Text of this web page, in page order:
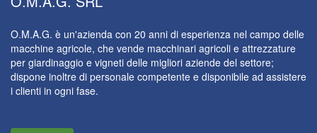
O.M.A.G. è un'azienda con 20 anni di esperienza nel campo delle
macchine agricole, che vende macchinari agricoli e attrezzature
per giardinaggio e vigneti delle migliori aziende del settore;
dispone inoltre di personale competente e disponibile ad assistere
i clienti in ogni fase.